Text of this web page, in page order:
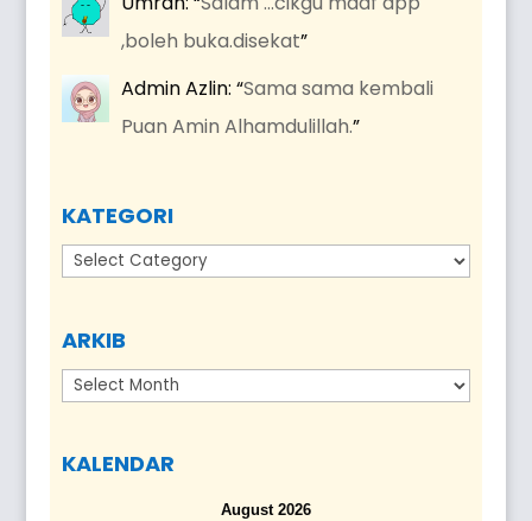
,boleh buka.disekat”
Admin Azlin: “Sama sama kembali
Puan Amin Alhamdulillah.”
KATEGORI
Kategori
ARKIB
Arkib
KALENDAR
August 2026